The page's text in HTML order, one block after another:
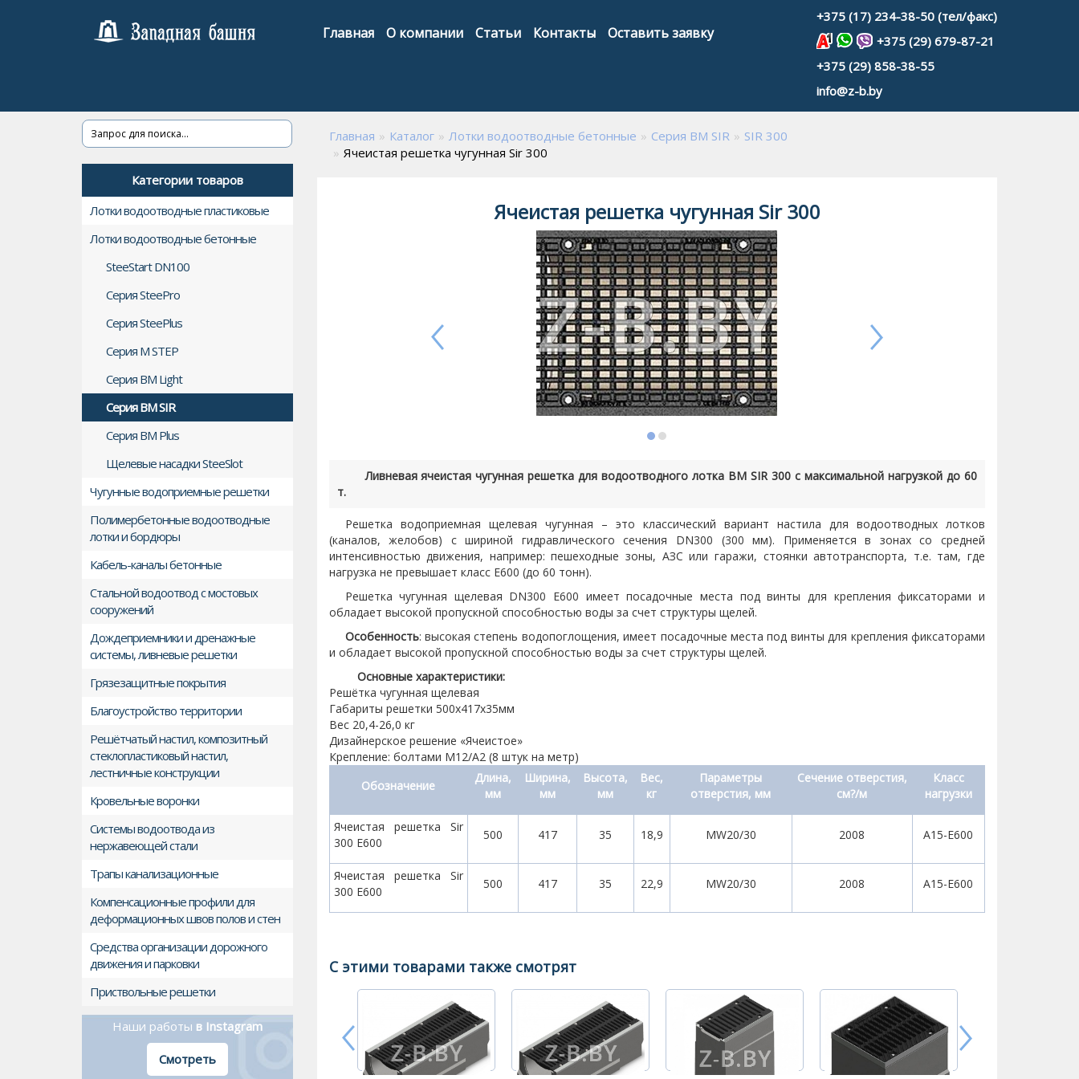
Главная О компании Статьи Контакты Оставить заявку
+375 (17) 234-38-50 (тел/факс)
+375 (29) 679-87-21
+375 (29) 858-38-55
info@z-b.by
Категории товаров
Лотки водоотводные пластиковые
Лотки водоотводные бетонные
SteeStart DN100
Серия SteePro
Серия SteePlus
Серия М STEP
Серия ВМ Light
Серия ВМ SIR
Серия ВМ Plus
Щелевые насадки SteeSlot
Чугунные водоприемные решетки
Полимербетонные водоотводные
лотки и бордюры
Кабель-каналы бетонные
Стальной водоотвод с мостовых
сооружений
Дождеприемники и дренажные
системы, ливневые решетки
Грязезащитные покрытия
Благоустройство территории
Решётчатый настил, композитный
стеклопластиковый настил,
лестничные конструкции
Кровельные воронки
Cистемы водоотвода из
нержавеющей стали
Трапы канализационные
Компенсационные профили для
деформационных швов полов и стен
Средства организации дорожного
движения и парковки
Приствольные решетки
Наши работы в Instagram
Смотреть
Главная Каталог Лотки водоотводные бетонные Серия ВМ SIR
SIR 300
Ячеистая решетка чугунная Sir 300
Ячеистая решетка чугунная Sir 300
Ливневая ячеистая чугунная решетка для водоотводного лотка BM SIR 300 с максимальной нагрузкой до 60
т.
Решетка водоприемная щелевая чугунная – это классический вариант настила для водоотводных лотков
(каналов, желобов) с шириной гидравлического сечения DN300 (300 мм). Применяется в зонах со средней
интенсивностью движения, например: пешеходные зоны, АЗС или гаражи, стоянки автотранспорта, т.е. там, где
нагрузка не превышает класс E600 (до 60 тонн).
Решетка чугунная щелевая DN300 E600 имеет посадочные места под винты для крепления фиксаторами и
обладает высокой пропускной способностью воды за счет структуры щелей.
Особенность: высокая степень водопоглощения,имеет посадочные места под винты для крепления фиксаторами
и обладает высокой пропускной способностью воды за счет структуры щелей.
Основные характеристики:
Решётка чугунная щелевая
Габариты решетки 500х417х35мм
Вес 20,4-26,0 кг
Дизайнерское решение «Ячеистое»
Крепление: болтами M12/А2 (8 штук на метр)
Обозначение
Длина,
мм
Ширина,
мм
Высота,
мм
Вес,
кг
Параметры
отверстия, мм
Сечение отверстия,
см?/м
Класс
нагрузки
Ячеистая решетка Sir
300 Е600
500 417 35 18,9 МW20/30 2008 A15-Е600
Ячеистая решетка Sir
300 Е600
500 417 35 22,9 МW20/30 2008 A15-E600
С этими товарами также смотрят